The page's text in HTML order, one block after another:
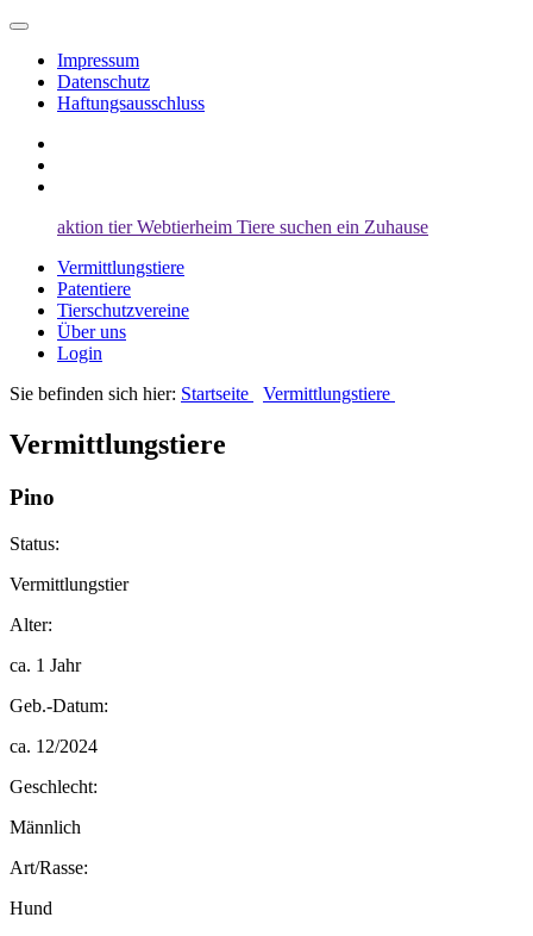
Impressum
Datenschutz
Haftungsausschluss
aktion tier Webtierheim Tiere suchen ein Zuhause
Vermittlungstiere
Patentiere
Tierschutzvereine
Über uns
Login
Sie befinden sich hier: Startseite Vermittlungstiere
Vermittlungstiere
Pino
Status:
Vermittlungstier
Alter:
ca. 1 Jahr
Geb.-Datum:
ca. 12/2024
Geschlecht:
Männlich
Art/Rasse:
Hund